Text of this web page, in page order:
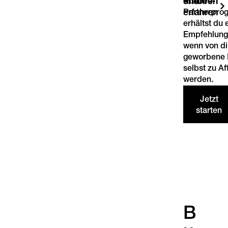
erfahren
erhältst du
wenn von
geworbene
selbst zu
werden.
Jetzt
starten
B